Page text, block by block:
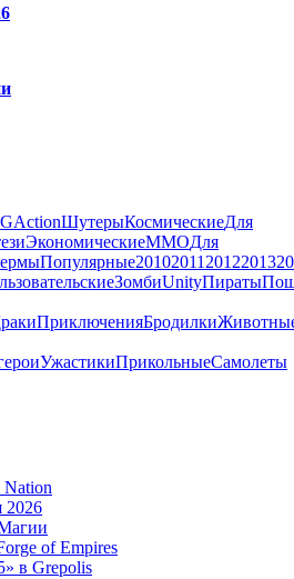
ActionШутерыКосмическиеДля
ЭкономическиеMMOДля
Популярные20102011 20122013
ЗомбиUnityПираты
ПриключенияБродилки
УжастикиПрикольныеСамолеты
2026
of Empires
в Grepolis